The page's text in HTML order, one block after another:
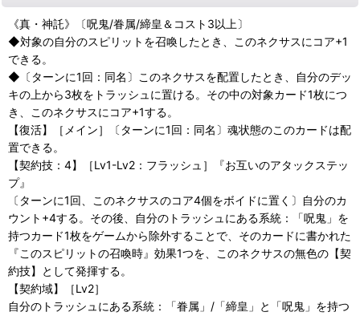
《真・神託》〔呪鬼/眷属/締皇＆コスト3以上〕
◆対象の自分のスピリットを召喚したとき、このネクサスにコア+1
できる。
◆〔ターンに1回：同名〕このネクサスを配置したとき、自分のデッ
キの上から3枚をトラッシュに置ける。その中の対象カード1枚につ
き、このネクサスにコア+1する。
【復活】［メイン］〔ターンに1回：同名〕魂状態のこのカードは配
置できる。
【契約技：4】［Lv1-Lv2：フラッシュ］『お互いのアタックステッ
プ』
〔ターンに1回、このネクサスのコア4個をボイドに置く〕自分のカ
ウント+4する。その後、自分のトラッシュにある系統：「呪鬼」を
持つカード1枚をゲームから除外することで、そのカードに書かれた
『このスピリットの召喚時』効果1つを、このネクサスの無色の【契
約技】として発揮する。
【契約域】［Lv2］
自分のトラッシュにある系統：「眷属」/「締皇」と「呪鬼」を持つ